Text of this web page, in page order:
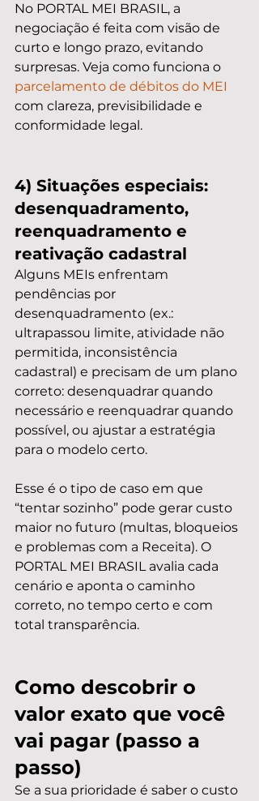
No PORTAL MEI BRASIL, a
negociação é feita com visão de
curto e longo prazo, evitando
surpresas. Veja como funciona o
parcelamento de débitos do MEI
com clareza, previsibilidade e
conformidade legal.
4) Situações especiais:
desenquadramento,
reenquadramento e
reativação cadastral
Alguns MEIs enfrentam
pendências por
desenquadramento (ex.:
ultrapassou limite, atividade não
permitida, inconsistência
cadastral) e precisam de um plano
correto: desenquadrar quando
necessário e reenquadrar quando
possível, ou ajustar a estratégia
para o modelo certo.
Esse é o tipo de caso em que
“tentar sozinho” pode gerar custo
maior no futuro (multas, bloqueios
e problemas com a Receita). O
PORTAL MEI BRASIL avalia cada
cenário e aponta o caminho
correto, no tempo certo e com
total transparência.
Como descobrir o
valor exato que você
vai pagar (passo a
passo)
Se a sua prioridade é saber o custo